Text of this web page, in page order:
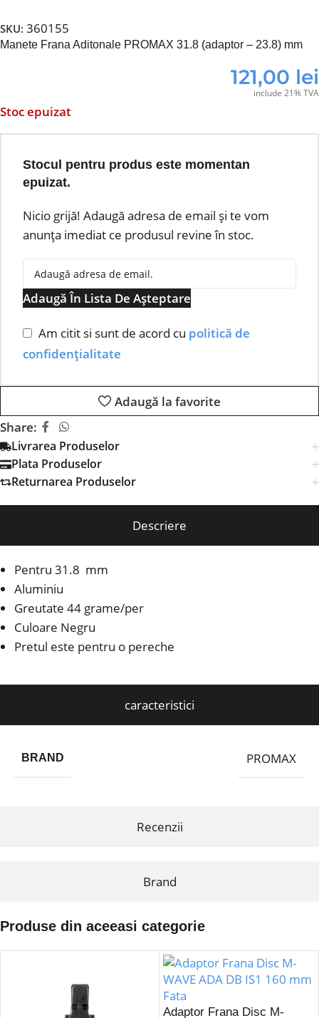
SKU: 360155
Manete Frana Aditonale PROMAX 31.8 (adaptor – 23.8) mm
121,00 lei
include 21% TVA
Stoc epuizat
Stocul pentru produs este momentan
epuizat.
Nicio grijă! Adaugă adresa de email și te vom
anunța imediat ce produsul revine în stoc.
Adaugă În Lista De Așteptare
Am citit si sunt de acord cu politică de
confidențialitate
Adaugă la favorite
Share:
Livrarea Produselor
Plata Produselor
Returnarea Produselor
Descriere
Pentru 31.8 mm
Aluminiu
Greutate 44 grame/per
Culoare Negru
Pretul este pentru o pereche
caracteristici
Recenzii
Brand
BRAND PROMAX
Produse din aceeasi categorie
Adaptor Frana Disc M-